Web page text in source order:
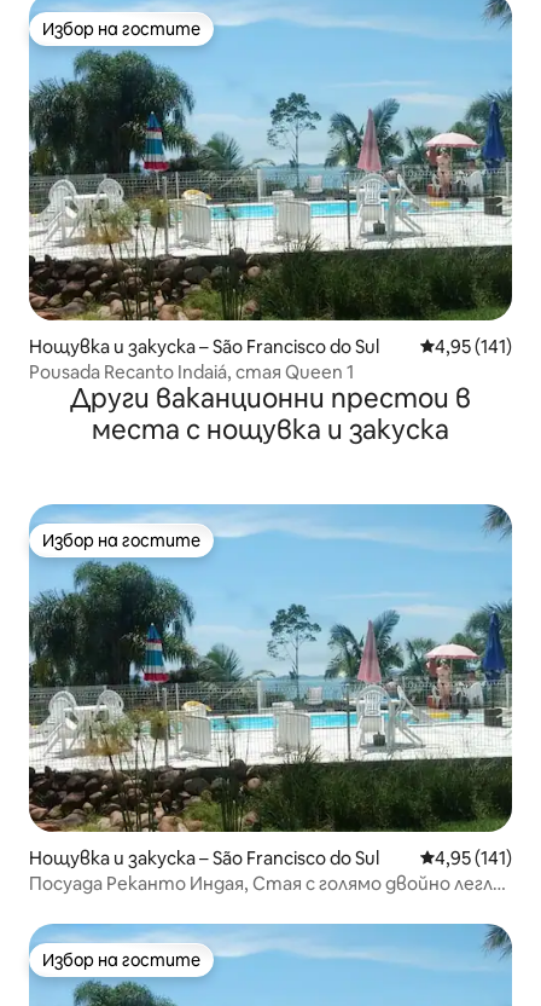
Избор на гостите
Избор на гостите
Нощувка и закуска – São Francisco do Sul Средна
4,95 (141)
Pousada Recanto Indaiá, стая Queen 1
Други ваканционни престои в
места с нощувка и закуска
Избор на гостите
Избор на гостите
Нощувка и закуска – São Francisco do Sul Средна
4,95 (141)
Посуада Реканто Индая, Стая с голямо двойно легло
Избор на гостите
Избор на гостите